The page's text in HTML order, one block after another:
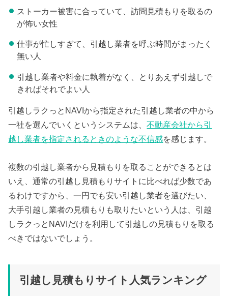
ストーカー被害に合っていて、訪問見積もりを取るの
が怖い女性
仕事が忙しすぎて、引越し業者を呼ぶ時間がまったく
無い人
引越し業者や料金に執着がなく、とりあえず引越しで
きればそれでよい人
引越しラクっとNAVIから指定された引越し業者の中から
一社を選んでいくというシステムは、不動産会社から引
越し業者を指定されるときのような不信感を感じます。
複数の引越し業者から見積もりを取ることができるとは
いえ、通常の引越し見積もりサイトに比べれば少数であ
るわけですから、一円でも安い引越し業者を選びたい、
大手引越し業者の見積もりも取りたいという人は、引越
しラクっとNAVIだけを利用して引越しの見積もりを取る
べきではないでしょう。
引越し見積もりサイト人気ランキング